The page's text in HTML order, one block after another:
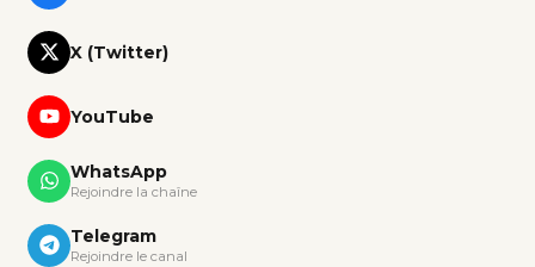
X (Twitter)
YouTube
WhatsApp
Rejoindre la chaîne
Telegram
Rejoindre le canal